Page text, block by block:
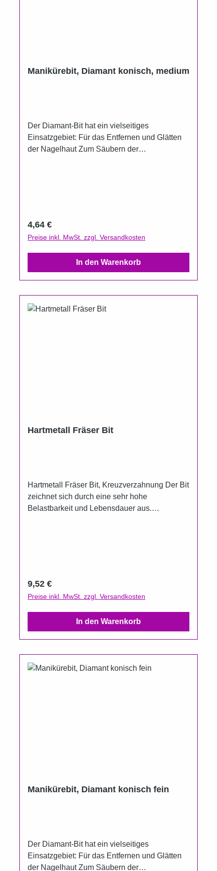
Manikürebit, Diamant konisch, medium
Der Diamant-Bit hat ein vielseitiges
Einsatzgebiet: Für das Entfernen und Glätten
der Nagelhaut Zum Säubern der
und desinfizierbar Länge: 4,8 cm
Regulärer Preis:
4,64 €
Preise inkl. MwSt. zzgl. Versandkosten
In den Warenkorb
Hartmetall Fräser Bit
Hartmetall Fräser Bit, Kreuzverzahnung Der Bit
zeichnet sich durch eine sehr hohe
Belastbarkeit und Lebensdauer aus.
Regulärer Preis:
9,52 €
Preise inkl. MwSt. zzgl. Versandkosten
In den Warenkorb
Manikürebit, Diamant konisch fein
Der Diamant-Bit hat ein vielseitiges
Einsatzgebiet: Für das Entfernen und Glätten
der Nagelhaut Zum Säubern der